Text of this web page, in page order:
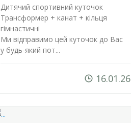
Дитячий спортивний куточок
Трансформер + канат + кільця
гімнастичні
Ми відправимо цей куточок до Вас
у будь-який пот...
16.01.26